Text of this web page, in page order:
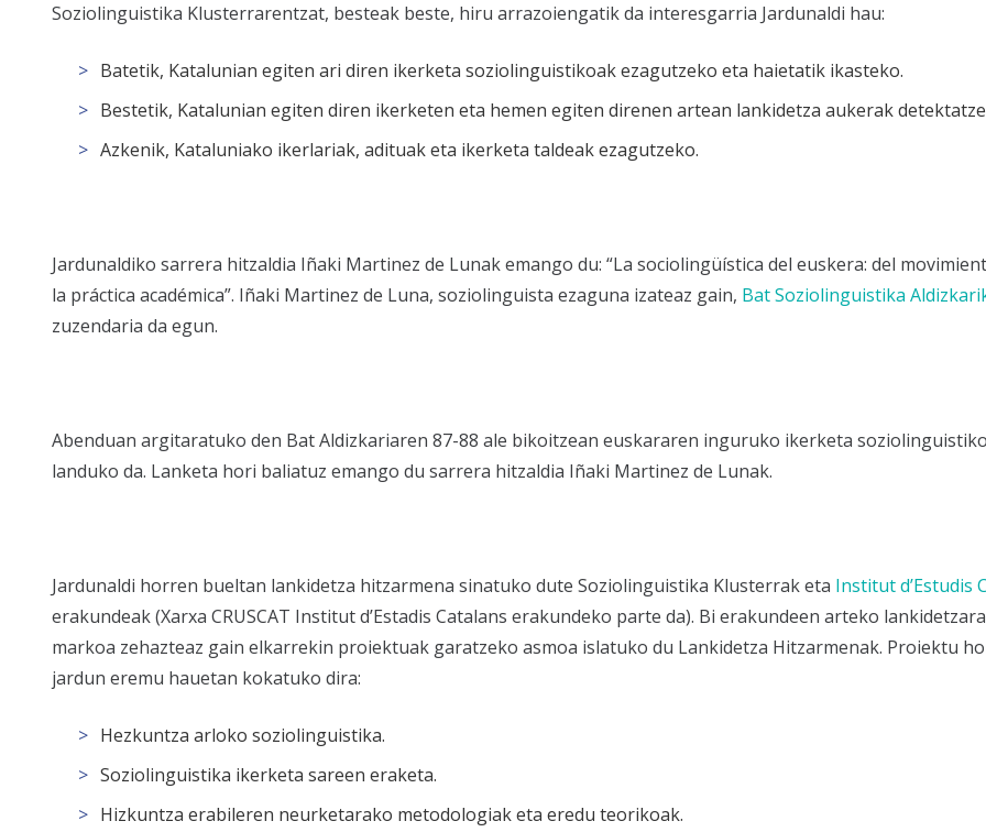
Soziolinguistika Klusterrarentzat, besteak beste, hiru arrazoiengatik da interesgarria Jardunaldi hau:
Batetik, Katalunian egiten ari diren ikerketa soziolinguistikoak ezagutzeko eta haietatik ikasteko.
Bestetik, Katalunian egiten diren ikerketen eta hemen egiten direnen artean lankidetza aukerak
Azkenik, Kataluniako ikerlariak, adituak eta ikerketa taldeak ezagutzeko.
Jardunaldiko sarrera hitzaldia Iñaki Martinez de Lunak emango du: “La sociolingüística del euskera: del
la práctica académica”. Iñaki Martinez de Luna, soziolinguista ezaguna izateaz gain, Bat Soziolinguistika
zuzendaria da egun.
Abenduan argitaratuko den Bat Aldizkariaren 87-88 ale bikoitzean euskararen inguruko ikerketa
landuko da. Lanketa hori baliatuz emango du sarrera hitzaldia Iñaki Martinez de Lunak.
Jardunaldi horren bueltan lankidetza hitzarmena sinatuko dute Soziolinguistika Klusterrak eta Institut d’Estudis
erakundeak (Xarxa CRUSCAT Institut d’Estadis Catalans erakundeko parte da). Bi erakundeen arteko
markoa zehazteaz gain elkarrekin proiektuak garatzeko asmoa islatuko du Lankidetza Hitzarmenak. Proiektu
jardun eremu hauetan kokatuko dira:
Hezkuntza arloko soziolinguistika.
Soziolinguistika ikerketa sareen eraketa.
Hizkuntza erabileren neurketarako metodologiak eta eredu teorikoak.